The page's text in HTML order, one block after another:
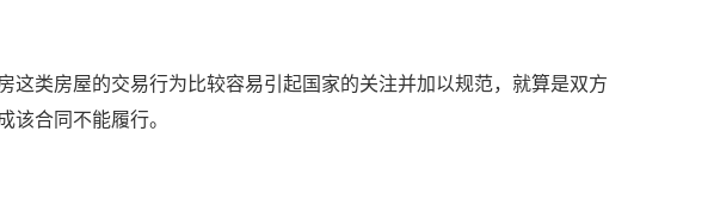
类房屋的交易行为比较容易引起国家的关注并加以规范，就算是双方
该合同不能履行。